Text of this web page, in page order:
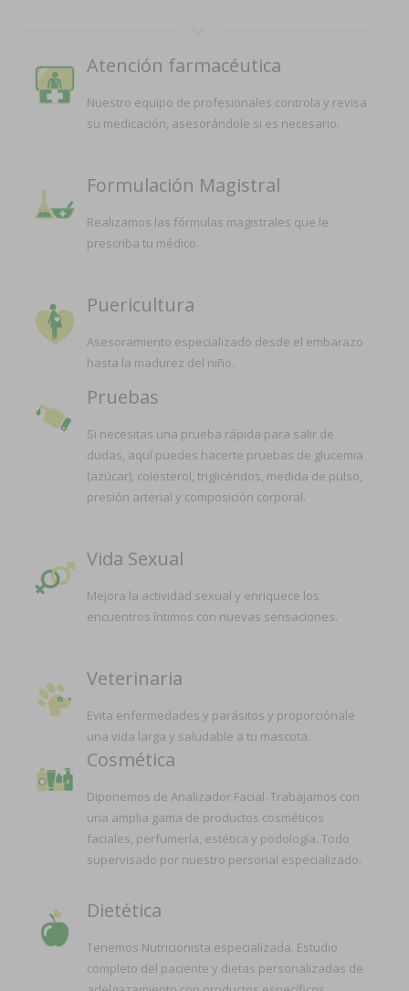
Atención farmacéutica
Nuestro equipo de profesionales controla y revisa
su medicación, asesorándole si es necesario.
Formulación Magistral
Realizamos las fórmulas magistrales que le
prescriba tu médico.
Puericultura
Asesoramiento especializado desde el embarazo
hasta la madurez del niño.
Pruebas
Si necesitas una prueba rápida para salir de
dudas, aquí puedes hacerte pruebas de glucemia
(azúcar), colesterol, triglicéridos, medida de pulso,
presión arterial y composición corporal.
Vida Sexual
Mejora la actividad sexual y enriquece los
encuentros íntimos con nuevas sensaciones.
Veterinaria
Evita enfermedades y parásitos y proporciónale
una vida larga y saludable a tu mascota.
Cosmética
Diponemos de Analizador Facial. Trabajamos con
una amplia gama de productos cosméticos
faciales, perfumería, estética y podología. Todo
supervisado por nuestro personal especializado.
Dietética
Tenemos Nutricionista especializada. Estudio
completo del paciente y dietas personalizadas de